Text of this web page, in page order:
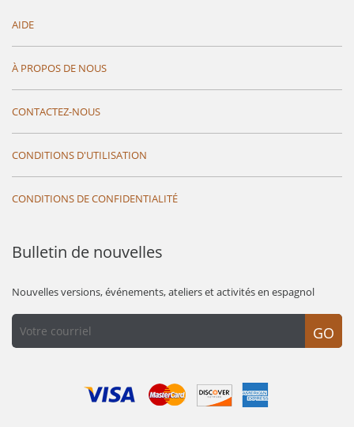
AIDE
À PROPOS DE NOUS
CONTACTEZ-NOUS
CONDITIONS D'UTILISATION
CONDITIONS DE CONFIDENTIALITÉ
Bulletin de nouvelles
Nouvelles versions, événements, ateliers et activités en espagnol
GO